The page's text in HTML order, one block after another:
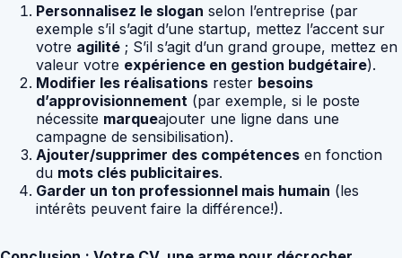
Personnalisez le slogan selon l’entreprise (par
exemple s’il s’agit d’une startup, mettez l’accent sur
votre agilité ; S’il s’agit d’un grand groupe, mettez en
valeur votre expérience en gestion budgétaire).
Modifier les réalisations rester besoins
d’approvisionnement (par exemple, si le poste
nécessite marqueajouter une ligne dans une
campagne de sensibilisation).
Ajouter/supprimer des compétences en fonction
du mots clés publicitaires.
Garder un ton professionnel mais humain (les
intérêts peuvent faire la différence!).